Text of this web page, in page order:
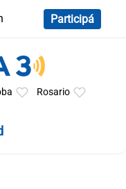
Participá
Rosario